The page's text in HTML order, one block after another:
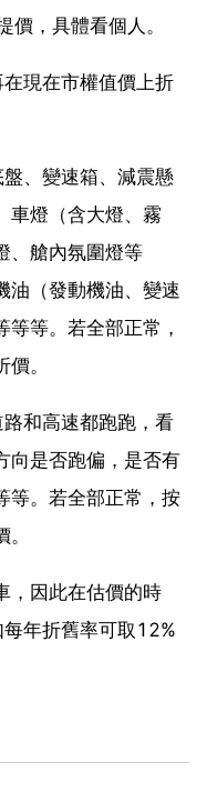
，具體看個人。
現在市權值價上折
、變速箱、減震懸
車燈（含大燈、霧
、艙內氛圍燈等
油（發動機油、變速
等。若全部正常，
。
和高速都跑跑，看
向是否跑偏，是否有
等。若全部正常，按
，因此在估價的時
年折舊率可取12%